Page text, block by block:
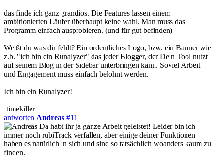
das finde ich ganz grandios. Die Features lassen einem
ambitionierten Läufer überhaupt keine wahl. Man muss das
Programm einfach ausprobieren. (und für gut befinden)
Weißt du was dir fehlt? Ein ordentliches Logo, bzw. ein Banner wie
z.b. "ich bin ein Runalyzer" das jeder Blogger, der Dein Tool nutzt
auf seinem Blog in der Sidebar unterbringen kann. Soviel Arbeit
und Engagement muss einfach belohnt werden.
Ich bin ein Runalyzer!
-timekiller-
antworten Andreas #11
Da habt ihr ja ganze Arbeit geleistet! Leider bin ich
immer noch rubiTrack verfallen, aber einige deiner Funktionen
haben es natürlich in sich und sind so tatsächlich woanders kaum zu
finden.